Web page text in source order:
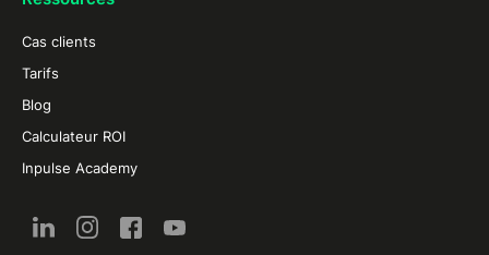
Cas clients
Tarifs
Blog
Calculateur ROI
Inpulse Academy